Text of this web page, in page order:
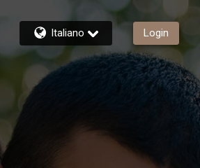
Italiano Login